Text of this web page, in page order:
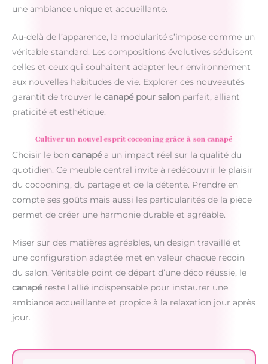
une ambiance unique et accueillante.
Au-delà de l’apparence, la modularité s’impose comme un
véritable standard. Les compositions évolutives séduisent
celles et ceux qui souhaitent adapter leur environnement
aux nouvelles habitudes de vie. Explorer ces nouveautés
garantit de trouver le canapé pour salon parfait, alliant
praticité et esthétique.
Cultiver un nouvel esprit cocooning grâce à son canapé
Choisir le bon canapéa un impact réel sur la qualité du
quotidien. Ce meuble central invite à redécouvrir le plaisir
du cocooning, du partage et de la détente. Prendre en
compte ses goûts mais aussi les particularités de la pièce
permet de créer une harmonie durable et agréable.
Miser sur des matières agréables, un design travaillé et
une configuration adaptée met en valeur chaque recoin
du salon. Véritable point de départ d’une déco réussie, le
canapéreste l’allié indispensable pour instaurer une
ambiance accueillante et propice à la relaxation jour après
jour.